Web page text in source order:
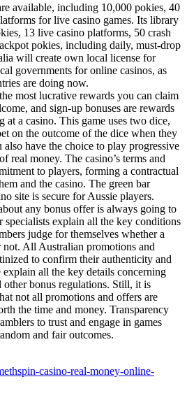
available, including 10,000 pokies, 40
for live casino games. Its library
13 live casino platforms, 50 crash
pokies, including daily, must-drop
will create own local license for
governments for online casinos, as
are doing now.
most lucrative rewards you can claim
and sign-up bonuses are rewards
at a casino. This game uses two dice,
on the outcome of the dice when they
have the choice to play progressive
real money. The casino’s terms and
to players, forming a contractual
and the casino. The green bar
site is secure for Aussie players.
any bonus offer is always going to
specialists explain all the key conditions
judge for themselves whether a
All Australian promotions and
to confirm their authenticity and
explain all the key details concerning
other bonus regulations. Still, it is
not all promotions and offers are
the time and money. Transparency
to trust and engage in games
and fair outcomes.
casino-real-money-online-